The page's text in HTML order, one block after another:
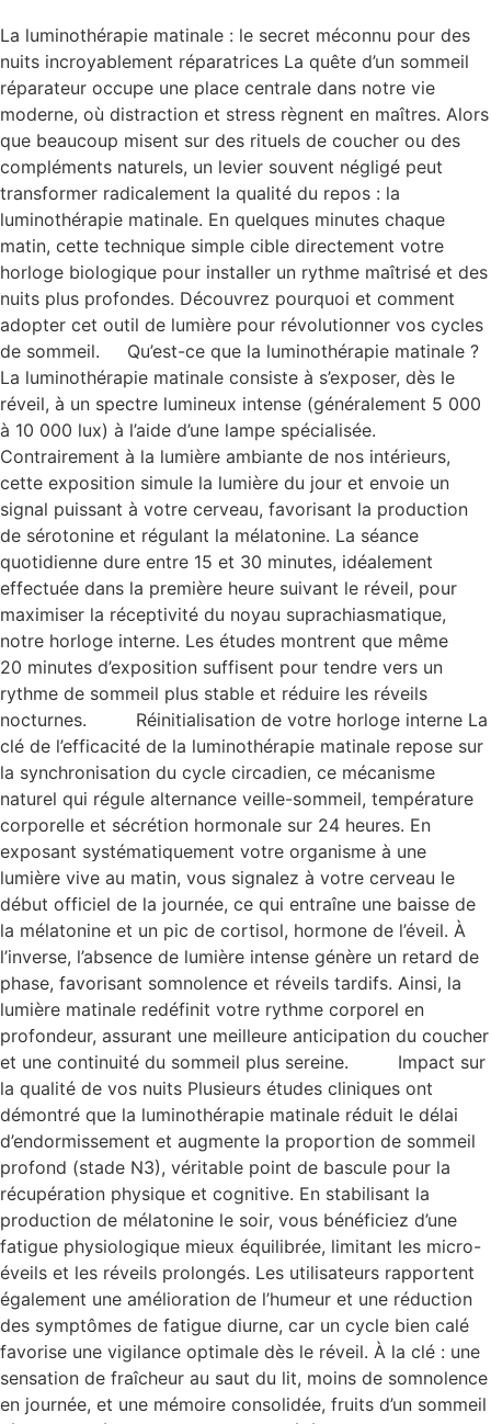
La luminothérapie matinale : le secret méconnu pour des
nuits incroyablement réparatrices La quête d’un sommeil
réparateur occupe une place centrale dans notre vie
moderne, où distraction et stress règnent en maîtres. Alors
que beaucoup misent sur des rituels de coucher ou des
compléments naturels, un levier souvent négligé peut
transformer radicalement la qualité du repos : la
luminothérapie matinale. En quelques minutes chaque
matin, cette technique simple cible directement votre
horloge biologique pour installer un rythme maîtrisé et des
nuits plus profondes. Découvrez pourquoi et comment
adopter cet outil de lumière pour révolutionner vos cycles
de sommeil. Qu’est-ce que la luminothérapie matinale ?
La luminothérapie matinale consiste à s’exposer, dès le
réveil, à un spectre lumineux intense (généralement 5 000
à 10 000 lux) à l’aide d’une lampe spécialisée.
Contrairement à la lumière ambiante de nos intérieurs,
cette exposition simule la lumière du jour et envoie un
signal puissant à votre cerveau, favorisant la production
de sérotonine et régulant la mélatonine. La séance
quotidienne dure entre 15 et 30 minutes, idéalement
effectuée dans la première heure suivant le réveil, pour
maximiser la réceptivité du noyau suprachiasmatique,
notre horloge interne. Les études montrent que même
20 minutes d’exposition suffisent pour tendre vers un
rythme de sommeil plus stable et réduire les réveils
nocturnes. Réinitialisation de votre horloge interne La
clé de l’efficacité de la luminothérapie matinale repose sur
la synchronisation du cycle circadien, ce mécanisme
naturel qui régule alternance veille-sommeil, température
corporelle et sécrétion hormonale sur 24 heures. En
exposant systématiquement votre organisme à une
lumière vive au matin, vous signalez à votre cerveau le
début officiel de la journée, ce qui entraîne une baisse de
la mélatonine et un pic de cortisol, hormone de l’éveil. À
l’inverse, l’absence de lumière intense génère un retard de
phase, favorisant somnolence et réveils tardifs. Ainsi, la
lumière matinale redéfinit votre rythme corporel en
profondeur, assurant une meilleure anticipation du coucher
et une continuité du sommeil plus sereine. Impact sur
la qualité de vos nuits Plusieurs études cliniques ont
démontré que la luminothérapie matinale réduit le délai
d’endormissement et augmente la proportion de sommeil
profond (stade N3), véritable point de bascule pour la
récupération physique et cognitive. En stabilisant la
production de mélatonine le soir, vous bénéficiez d’une
fatigue physiologique mieux équilibrée, limitant les micro-
éveils et les réveils prolongés. Les utilisateurs rapportent
également une amélioration de l’humeur et une réduction
des symptômes de fatigue diurne, car un cycle bien calé
favorise une vigilance optimale dès le réveil. À la clé : une
sensation de fraîcheur au saut du lit, moins de somnolence
en journée, et une mémoire consolidée, fruits d’un sommeil